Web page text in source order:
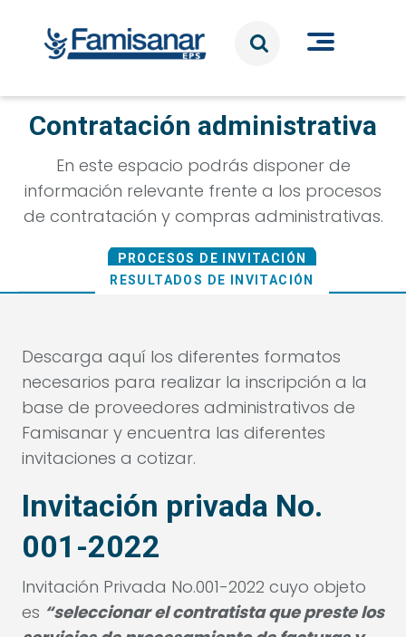
Contratación administrativa
En este espacio podrás disponer de
información relevante frente a los procesos
de contratación y compras administrativas.
PROCESOS DE INVITACIÓN
RESULTADOS DE INVITACIÓN
Descarga aquí los diferentes formatos
necesarios para realizar la inscripción a la
base de proveedores administrativos de
Famisanar y encuentra las diferentes
invitaciones a cotizar.
Invitación privada No.
001-2022
Invitación Privada No.001-2022 cuyo objeto
es “seleccionar el contratista que preste los